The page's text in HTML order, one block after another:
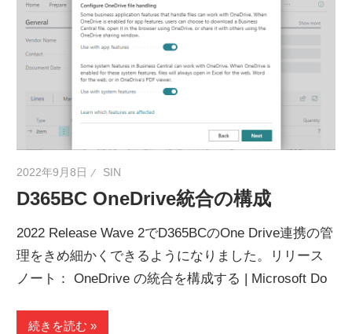
2022年9月8日 SIN
D365BC OneDrive統合の構成
2022 Release Wave 2でD365BCのOne Drive連携の管
理をきめ細かくできるようになりました。リリース
ノート： OneDrive の統合を構成する | Microsoft Do
続きを読む